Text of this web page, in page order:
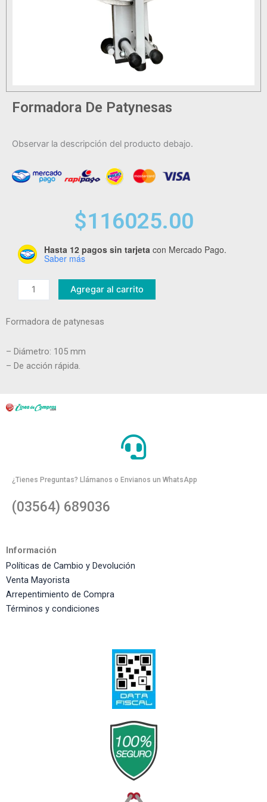
Formadora De Patynesas
Observar la descripción del producto debajo.
$116025.00
Hasta 12 pagos sin tarjeta con Mercado Pago.
Saber más
Formadora
De
Patynesas
cantidad
Agregar al carrito
Formadora de patynesas
– Diámetro: 105 mm
– De acción rápida.
¿Tienes Preguntas? Llámanos o Envianos un WhatsApp
(03564) 689036
Información
Políticas de Cambio y Devolución
Venta Mayorista
Arrepentimiento de Compra
Términos y condiciones